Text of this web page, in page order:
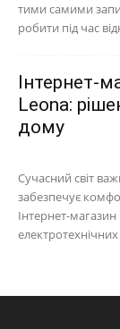
тими самими
робити під час
Інтернет-
Leona:
дому
Сучасний світ
забезпечує
Інтернет-